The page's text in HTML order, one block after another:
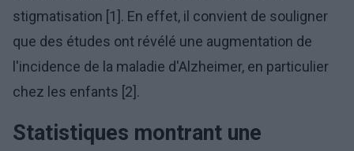
stigmatisation [1]. En effet, il convient de souligner
que des études ont révélé une augmentation de
l'incidence de la maladie d'Alzheimer, en particulier
chez les enfants [2].
Statistiques montrant une